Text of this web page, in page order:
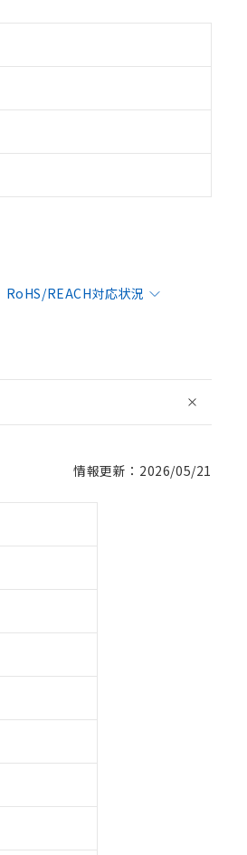
RoHS/REACH対応状況
情報更新：2026/05/21